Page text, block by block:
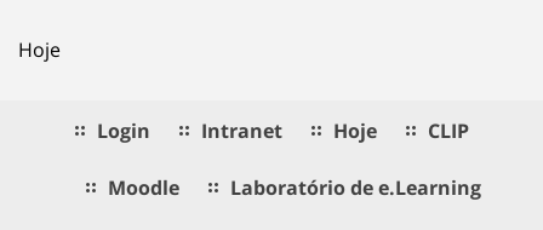
Hoje
Login Intranet Hoje CLIP
Moodle Laboratório de e.Learning